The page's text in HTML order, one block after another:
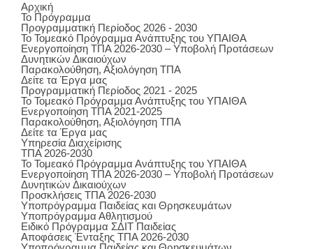
Αρχική
Το Πρόγραμμα
Προγραμματική Περίοδος 2026 - 2030
Το Τομεακό Πρόγραμμα Ανάπτυξης του ΥΠΑΙΘΑ
Ενεργοποίηση ΤΠΑ 2026-2030 – Υποβολή Προτάσεων
Δυνητικών Δικαιούχων
Παρακολούθηση, Αξιολόγηση ΤΠΑ
Δείτε τα Έργα μας
Προγραμματική Περίοδος 2021 - 2025
Το Τομεακό Πρόγραμμα Ανάπτυξης του ΥΠΑΙΘΑ
Ενεργοποίηση ΤΠΑ 2021-2025
Παρακολούθηση, Αξιολόγηση ΤΠΑ
Δείτε τα Έργα μας
Υπηρεσία Διαχείρισης
ΤΠΑ 2026-2030
Το Τομεακό Πρόγραμμα Ανάπτυξης του ΥΠΑΙΘΑ
Ενεργοποίηση ΤΠΑ 2026-2030 – Υποβολή Προτάσεων
Δυνητικών Δικαιούχων
Προσκλήσεις ΤΠΑ 2026-2030
Υποπρόγραμμα Παιδείας και Θρησκευμάτων
Υποπρόγραμμα Αθλητισμού
Ειδικό Πρόγραμμα ΣΔΙΤ Παιδείας
Αποφάσεις Ένταξης ΤΠΑ 2026-2030